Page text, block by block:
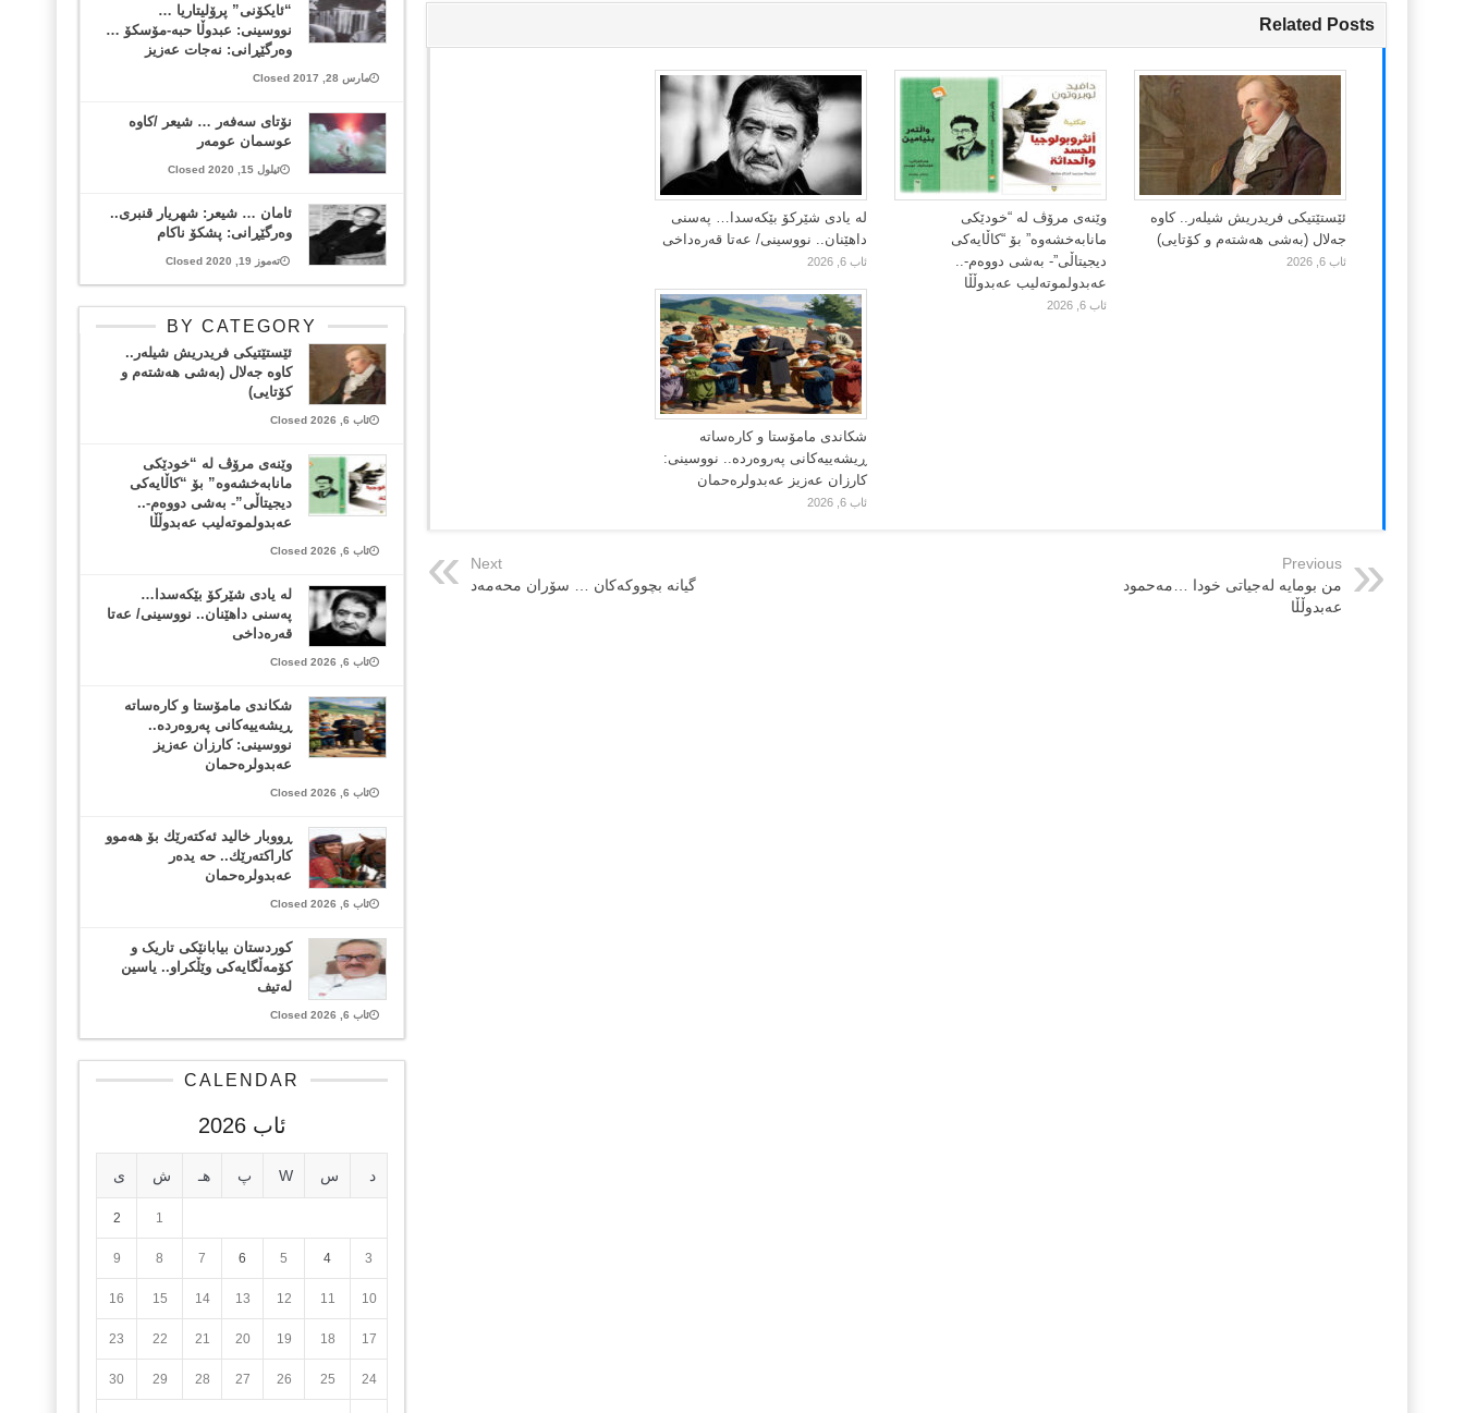
Related Posts
ئێستێتیکی فریدریش شیلەر.. کاوە
جەلال (بەشی هەشتەم و کۆتایی)
ئاب 6, 2026
وێنەی مرۆڤ لە “خودێکی
مانابەخشەوە” بۆ “کاڵایەکی
دیجیتاڵی”- بەشی دووەم-..
عەبدولموتەلیب عەبدوڵڵا
ئاب 6, 2026
لە یادی شێرکۆ بێکەسدا… پەسنی
داهێنان.. نووسینی/ عەتا قەرەداخی
ئاب 6, 2026
شکاندی مامۆستا و کارەساتە
ڕیشەییەکانی پەروەردە.. نووسینی:
کارزان عەزیز عەبدولرەحمان
ئاب 6, 2026
Previous
من بومایە لەجیاتی خودا …مەحمود
عەبدوڵڵا
Next
گیانه‌ بچووکه‌کان … سۆران محه‌مه‌د
“ئایکۆنی” پرۆلیتاریا …
نووسینی: عبدوڵا حبه‌-مۆسکۆ …
وەرگێڕانی: نەجات عەزیز
مارس 28, 2017 Closed
نۆتای سەفەر … شیعر /کاوە
عوسمان عومەر
ئیلول 15, 2020 Closed
ئامان … شیعر: شهریار قنبری..
وەرگێڕانی: پشکۆ ناکام
تەموز 19, 2020 Closed
BY CATEGORY
ئێستێتیکی فریدریش شیلەر..
کاوە جەلال (بەشی هەشتەم و
کۆتایی)
ئاب 6, 2026 Closed
وێنەی مرۆڤ لە “خودێکی
مانابەخشەوە” بۆ “کاڵایەکی
دیجیتاڵی”- بەشی دووەم-..
عەبدولموتەلیب عەبدوڵڵا
ئاب 6, 2026 Closed
لە یادی شێرکۆ بێکەسدا…
پەسنی داهێنان.. نووسینی/ عەتا
قەرەداخی
ئاب 6, 2026 Closed
شکاندی مامۆستا و کارەساتە
ڕیشەییەکانی پەروەردە..
نووسینی: کارزان عەزیز
عەبدولرەحمان
ئاب 6, 2026 Closed
ڕووبار خالید ئەكتەرێك بۆ هەموو
كاراكتەرێك.. حه یدەر
عەبدولرەحمان
ئاب 6, 2026 Closed
کوردستان بیابانێکی تاریک و
کۆمەڵگایەکی وێڵکراو.. یاسین
لەتیف
ئاب 6, 2026 Closed
CALENDAR
ئاب 2026
د س W پ هـ ش ی
1
2
3
4
5
6
7
8
9
10
11
12
13
14
15
16
17
18
19
20
21
22
23
24
25
26
27
28
29
30